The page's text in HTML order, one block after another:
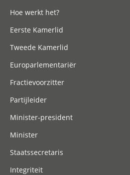
Hoe werkt het?
Eerste Kamerlid
Tweede Kamerlid
Europarlementariër
Fractievoorzitter
Partijleider
Minister-president
Minister
Staatssecretaris
Integriteit